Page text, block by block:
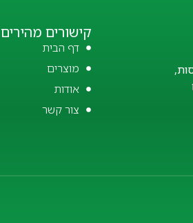
קישורים מהירים
דף הבית
מוצרים
אודות
צור קשר